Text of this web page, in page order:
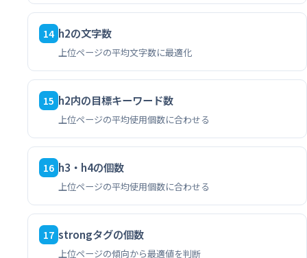
14 h2の文字数
上位ページの平均文字数に最適化
15 h2内の目標キーワード数
上位ページの平均使用個数に合わせる
16 h3・h4の個数
上位ページの平均使用個数に合わせる
17 strongタグの個数
上位ページの傾向から最適値を判断